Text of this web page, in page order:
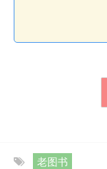
老图书